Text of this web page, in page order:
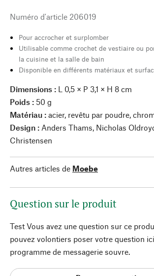
Numéro d'article 206019
Pour accrocher et surplomber
Utilisable comme crochet de vestiaire ou
la cuisine et la salle de bain
Disponible en différents matériaux et
Dimensions : L 0,5 × P 3,1 × H 8 cm
Poids : 50 g
Matériau : acier, revêtu par poudre,
Design : Anders Thams, Nicholas
Christensen
Autres articles de Moebe
Question sur le produit
Test Vous avez une question sur ce
pouvez volontiers poser votre question
programme de messagerie souvre.